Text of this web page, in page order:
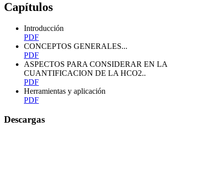
Capítulos
Introducción
PDF
CONCEPTOS GENERALES...
PDF
ASPECTOS PARA CONSIDERAR EN LA
CUANTIFICACION DE LA HCO2..
PDF
Herramientas y aplicación
PDF
Descargas